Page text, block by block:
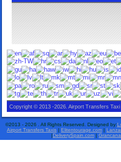
Copyright © 2013 -2026. Airport Transfers
©2013 - 2026 . All Rights Reserved. Designed by:
Airport Transfers Taxis | Elitentourage.com |
|DeliverySpain.com |